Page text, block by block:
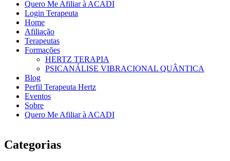
Quero Me Afiliar à ACADI
Login Terapeuta
Home
Afiliação
Terapeutas
Formações
HERTZ TERAPIA
PSICANÁLISE VIBRACIONAL QUÂNTICA
Blog
Perfil Terapeuta Hertz
Eventos
Sobre
Quero Me Afiliar à ACADI
Categorias